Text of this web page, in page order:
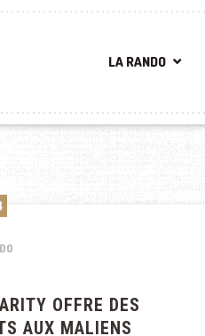
LA RANDO
OFFRE DES
AUX MALIENS